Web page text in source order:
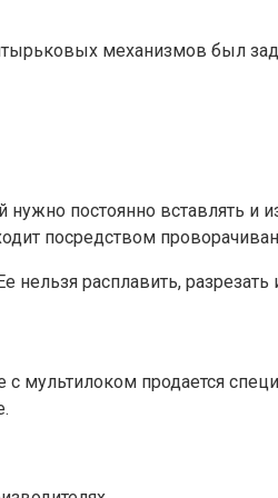
механизмов был
постоянно вставлять и
посредством
расплавить,
продается